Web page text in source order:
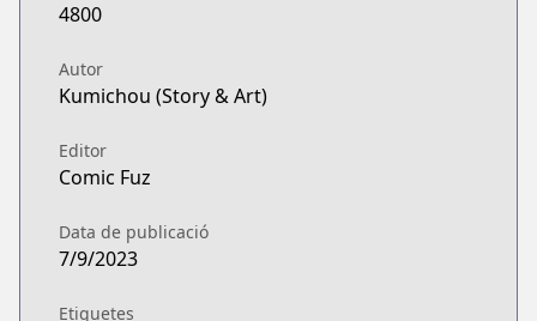
4800
Autor
Kumichou (Story & Art)
Editor
Comic Fuz
Data de publicació
7/9/2023
Etiquetes